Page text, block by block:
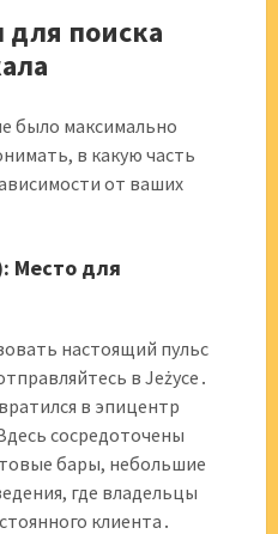
поиска
было максимально
в какую часть
от ваших
Место для
настоящий пульс
в Jeżyce․
в эпицентр
сосредоточены
бары, небольшие
где владельцы
клиента․